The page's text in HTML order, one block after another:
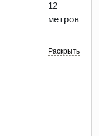
12
метров
Раскрыть